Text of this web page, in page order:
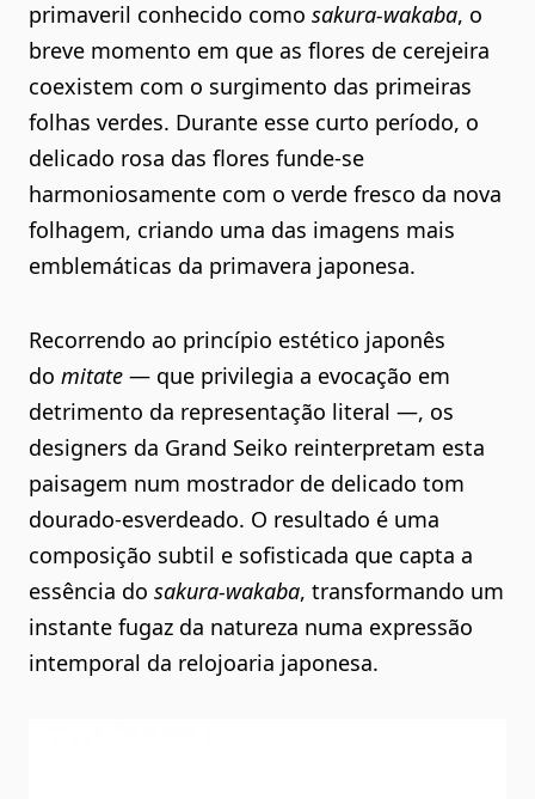
primaveril conhecido como sakura-wakaba, o
breve momento em que as flores de cerejeira
coexistem com o surgimento das primeiras
folhas verdes. Durante esse curto período, o
delicado rosa das flores funde-se
harmoniosamente com o verde fresco da nova
folhagem, criando uma das imagens mais
emblemáticas da primavera japonesa.
Recorrendo ao princípio estético japonês
do mitate — que privilegia a evocação em
detrimento da representação literal —, os
designers da Grand Seiko reinterpretam esta
paisagem num mostrador de delicado tom
dourado-esverdeado. O resultado é uma
composição subtil e sofisticada que capta a
essência do sakura-wakaba, transformando um
instante fugaz da natureza numa expressão
intemporal da relojoaria japonesa.